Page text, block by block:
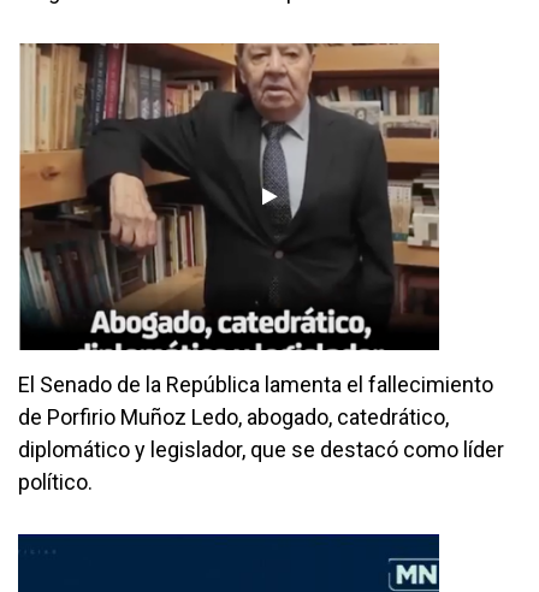
El Senado de la República lamenta el fallecimiento
de Porfirio Muñoz Ledo, abogado, catedrático,
diplomático y legislador, que se destacó como líder
político.